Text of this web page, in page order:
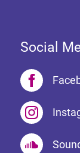
Social